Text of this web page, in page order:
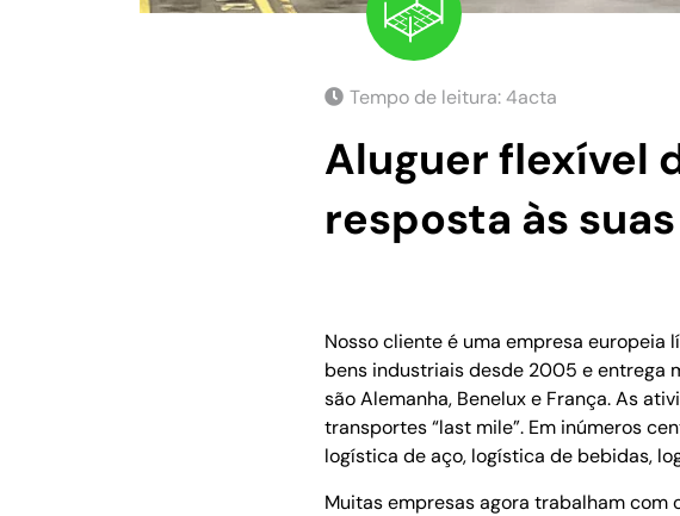
Tempo de leitura:4acta
Aluguer flexível
resposta às
Nosso cliente é uma empresa europeia
bens industriais desde 2005 e entrega
são Alemanha, Benelux e França. As
transportes “last mile”. Em inúmeros
logística de aço, logística de bebidas,
Muitas empresas agora trabalham com